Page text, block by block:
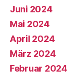
Juni 2024
Mai 2024
April 2024
März 2024
Februar 2024